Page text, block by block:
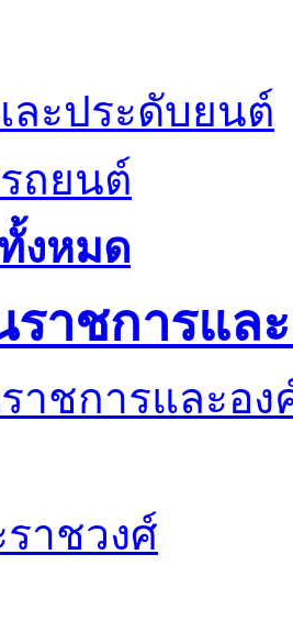
ละประดับยนต์
รถยนต์
งหมด
ราชการแล
าชวงศ์